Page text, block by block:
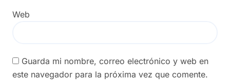
Web
Guarda mi nombre, correo electrónico y web en
este navegador para la próxima vez que comente.